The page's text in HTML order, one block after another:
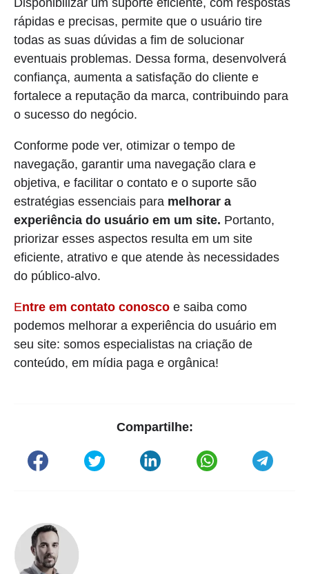
Disponibilizar um suporte eficiente, com respostas
rápidas e precisas, permite que o usuário tire
todas as suas dúvidas a fim de solucionar
eventuais problemas. Dessa forma, desenvolverá
confiança, aumenta a satisfação do cliente e
fortalece a reputação da marca, contribuindo para
o sucesso do negócio.
Conforme pode ver, otimizar o tempo de
navegação, garantir uma navegação clara e
objetiva, e facilitar o contato e o suporte são
estratégias essenciais para melhorar a
experiência do usuário em um site. Portanto,
priorizar esses aspectos resulta em um site
eficiente, atrativo e que atende às necessidades
do público-alvo.
Entre em contato conosco e saiba como
podemos melhorar a experiência do usuário em
seu site: somos especialistas na criação de
conteúdo, em mídia paga e orgânica!
Compartilhe: